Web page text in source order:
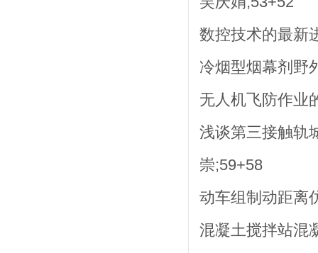
数控技术的最新
冷烟型烟幕剂野
无人机飞防作业
浅谈第三接触轨
崇;59+58
动车组制动距离
混凝土搅拌站混